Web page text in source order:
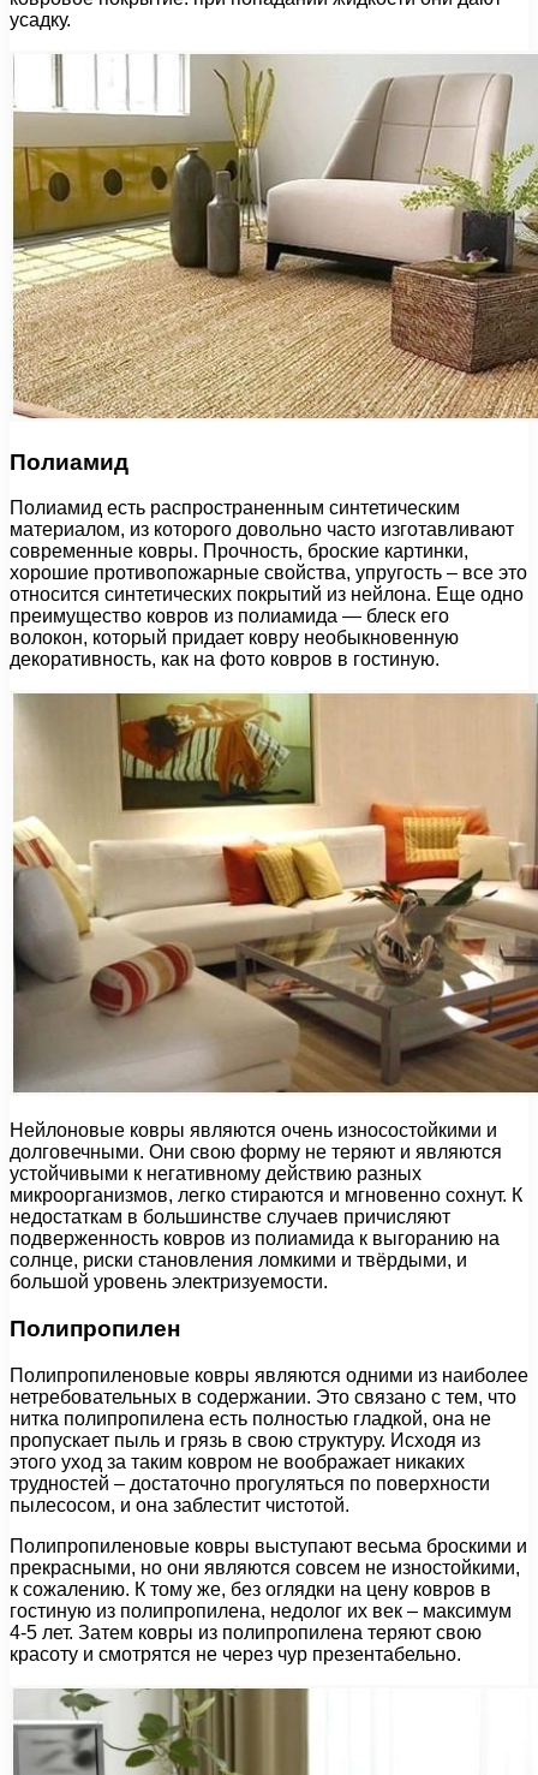
усадку.
Полиамид
Полиамид есть распространенным синтетическим
материалом, из которого довольно часто изготавливают
современные ковры. Прочность, броские картинки,
хорошие противопожарные свойства, упругость – все это
относится синтетических покрытий из нейлона. Еще одно
преимущество ковров из полиамида — блеск его
волокон, который придает ковру необыкновенную
декоративность, как на фото ковров в гостиную.
Нейлоновые ковры являются очень износостойкими и
долговечными. Они свою форму не теряют и являются
устойчивыми к негативному действию разных
микроорганизмов, легко стираются и мгновенно сохнут. К
недостаткам в большинстве случаев причисляют
подверженность ковров из полиамида к выгоранию на
солнце, риски становления ломкими и твёрдыми, и
большой уровень электризуемости.
Полипропилен
Полипропиленовые ковры являются одними из наиболее
нетребовательных в содержании. Это связано с тем, что
нитка полипропилена есть полностью гладкой, она не
пропускает пыль и грязь в свою структуру. Исходя из
этого уход за таким ковром не воображает никаких
трудностей – достаточно прогуляться по поверхности
пылесосом, и она заблестит чистотой.
Полипропиленовые ковры выступают весьма броскими и
прекрасными, но они являются совсем не изностойкими,
к сожалению. К тому же, без оглядки на цену ковров в
гостиную из полипропилена, недолог их век – максимум
4-5 лет. Затем ковры из полипропилена теряют свою
красоту и смотрятся не через чур презентабельно.